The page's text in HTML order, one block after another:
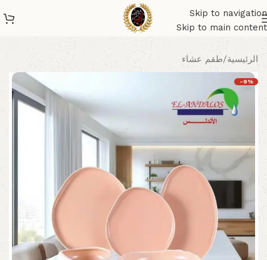
Skip to navigation
Skip to main content
الرئيسية/طقم عشاء
-9%